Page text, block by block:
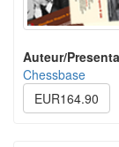
Auteur/
Chessbase
EUR164.90